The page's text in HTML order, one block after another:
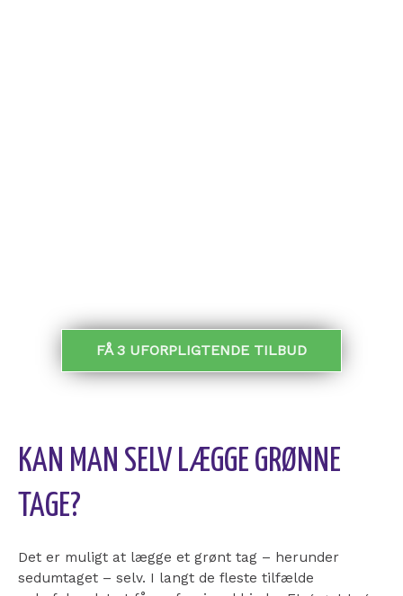
FÅ 3 UFORPLIGTENDE TILBUD
KAN MAN SELV LÆGGE GRØNNE
TAGE?
Det er muligt at lægge et grønt tag – herunder
sedumtaget – selv. I langt de fleste tilfælde